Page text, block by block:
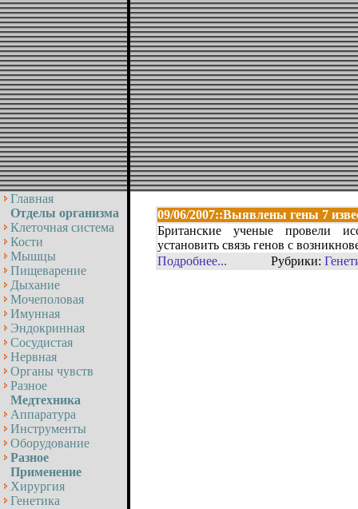
Главная
Отделы организма
Клеточная система
Кости
Мышцы
Пищеварение
Дыхание
Мочеполовая
Имунная
Эндокринная
Сосудистая
Нервная
Органы чувств
Разное
Медтехника
Аппаратура
Инструменты
Оборудование
Разное
Применение
Хирургия
Генетика
09/06/2007::Выявлены гены 7
Британские ученые провели
установить связь генов с
Подробнее...
Рубрики: